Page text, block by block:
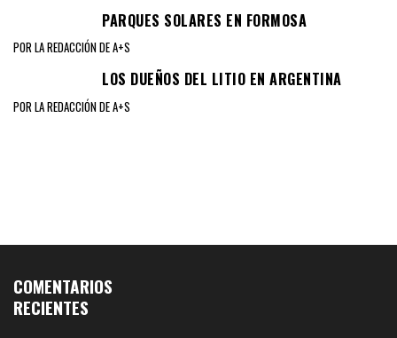
PARQUES SOLARES EN FORMOSA
POR LA REDACCIÓN DE A+S
LOS DUEÑOS DEL LITIO EN ARGENTINA
POR LA REDACCIÓN DE A+S
COMENTARIOS
RECIENTES